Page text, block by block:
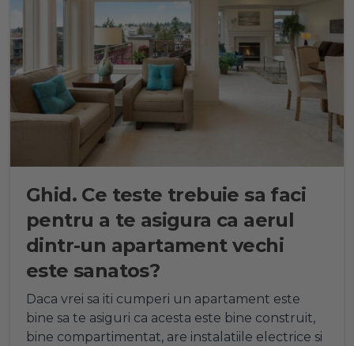
Ghid. Ce teste trebuie sa faci
pentru a te asigura ca aerul
dintr-un apartament vechi
este sanatos?
Daca vrei sa iti cumperi un apartament este
bine sa te asiguri ca acesta este bine construit,
bine compartimentat, are instalatiile electrice si